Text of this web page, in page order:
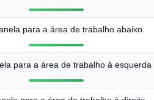
para a área de trabalho abaixo
para a área de trabalho à esquerda